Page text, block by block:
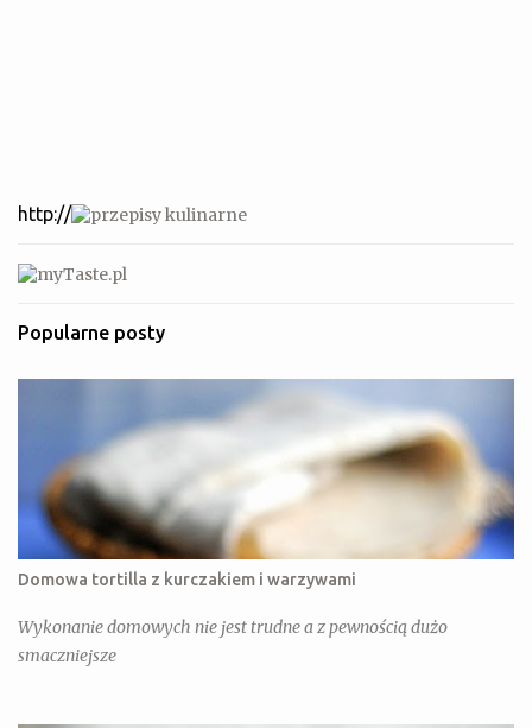
http://
Popularne posty
Domowa tortilla z kurczakiem i warzywami
Wykonanie domowych nie jest trudne a z pewnością dużo
smaczniejsze